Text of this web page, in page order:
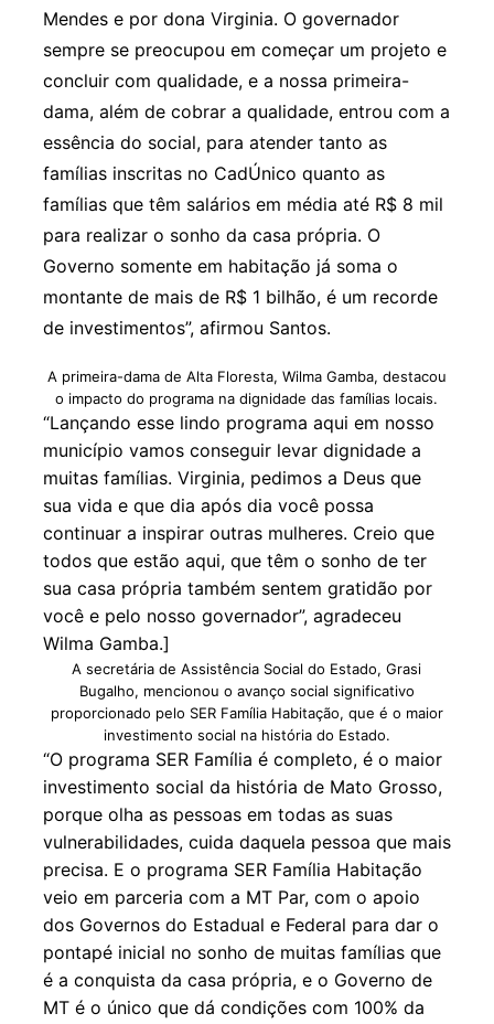
Mendes e por dona Virginia. O governador
sempre se preocupou em começar um projeto e
concluir com qualidade, e a nossa primeira-
dama, além de cobrar a qualidade, entrou com a
essência do social, para atender tanto as
famílias inscritas no CadÚnico quanto as
famílias que têm salários em média até R$ 8 mil
para realizar o sonho da casa própria. O
Governo somente em habitação já soma o
montante de mais de R$ 1 bilhão, é um recorde
de investimentos”, afirmou Santos.
A primeira-dama de Alta Floresta, Wilma Gamba, destacou
o impacto do programa na dignidade das famílias locais.
“Lançando esse lindo programa aqui em nosso
município vamos conseguir levar dignidade a
muitas famílias. Virginia, pedimos a Deus que
sua vida e que dia após dia você possa
continuar a inspirar outras mulheres. Creio que
todos que estão aqui, que têm o sonho de ter
sua casa própria também sentem gratidão por
você e pelo nosso governador”, agradeceu
Wilma Gamba.]
A secretária de Assistência Social do Estado, Grasi
Bugalho, mencionou o avanço social significativo
proporcionado pelo SER Família Habitação, que é o maior
investimento social na história do Estado.
“O programa SER Família é completo, é o maior
investimento social da história de Mato Grosso,
porque olha as pessoas em todas as suas
vulnerabilidades, cuida daquela pessoa que mais
precisa. E o programa SER Família Habitação
veio em parceria com a MT Par, com o apoio
dos Governos do Estadual e Federal para dar o
pontapé inicial no sonho de muitas famílias que
é a conquista da casa própria, e o Governo de
MT é o único que dá condições com 100% da